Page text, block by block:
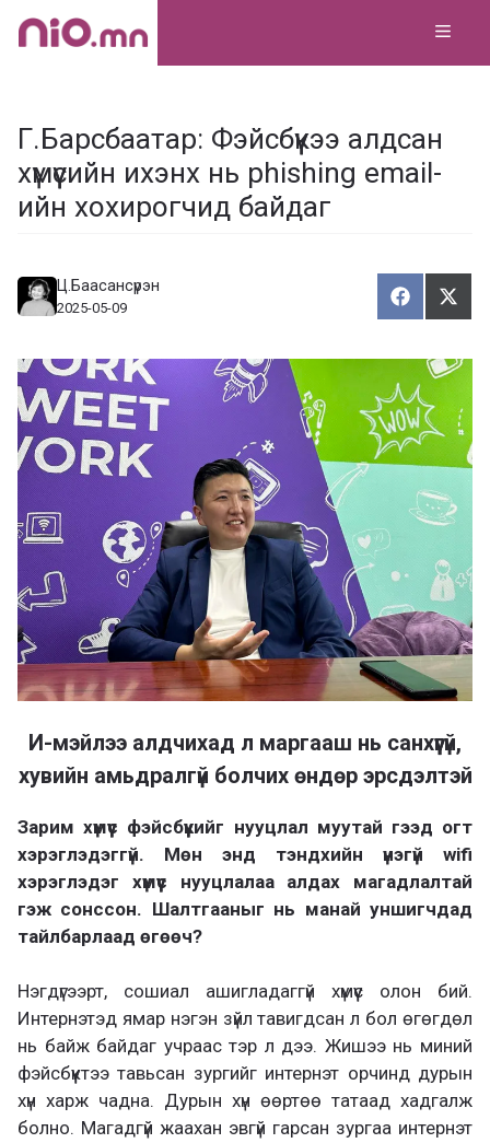
Skip
Г.Барсбаатар: Фэйсбүүкээ алдсан
хүмүүсийн ихэнх нь phishing email-
ийн хохирогчид байдаг
Ц.Баасансүрэн
2025-05-09
Х
у
а
а
л
ц
а
х
Т
э
э
И-мэйлээ алдчихад л маргааш нь санхүүгүй,
хувийн амьдралгүй болчих өндөр эрсдэлтэй
Зарим хүмүүс фэйсбүүкийг нууцлал муутай гээд огт
хэрэглэдэггүй. Мөн энд тэндхийн үнэгүй wifi
хэрэглэдэг хүмүүс нууцлалаа алдах магадлалтай
гэж сонссон. Шалтгааныг нь манай уншигчдад
тайлбарлаад өгөөч?
Нэгдүгээрт, сошиал ашигладаггүй хүмүүс олон бий.
Интернэтэд ямар нэгэн зүйл тавигдсан л бол өгөгдөл
нь байж байдаг учраас тэр л дээ. Жишээ нь миний
фэйсбүүктээ тавьсан зургийг интернэт орчинд дурын
хүн харж чадна. Дурын хүн өөртөө татаад хадгалж
болно. Магадгүй жаахан эвгүй гарсан зургаа интернэт